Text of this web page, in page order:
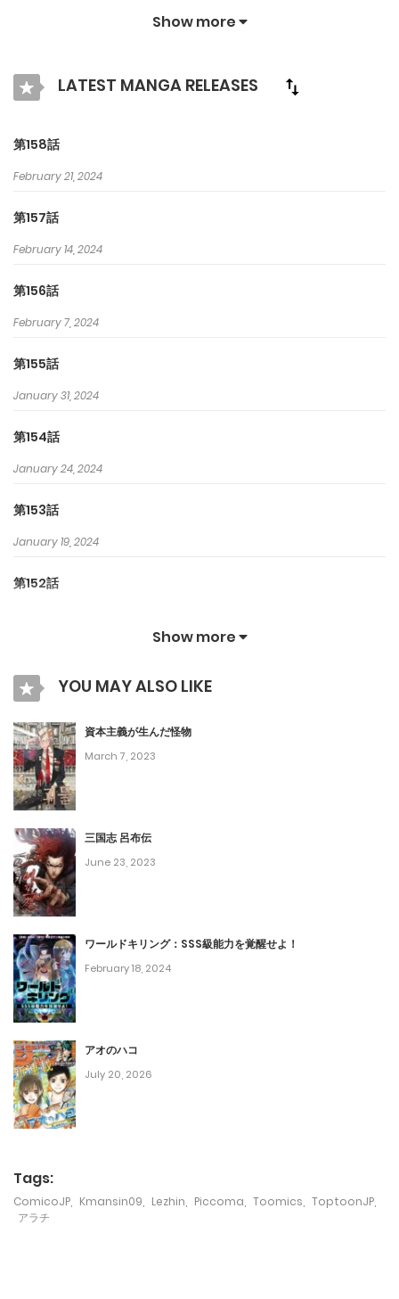
なたを楽しませ続けるためにオリジナル作品とIPを紹介します. ク
Show more
LATEST MANGA RELEASES
第158話
February 21, 2024
第157話
February 14, 2024
第156話
February 7, 2024
第155話
January 31, 2024
第154話
January 24, 2024
第153話
January 19, 2024
第152話
January 16, 2024
第150話
December 28, 2023
第149話
December 20, 2023
第148話
December 14, 2023
第147話
December 10, 2023
第146話
December 1, 2023
第145話
November 26, 2023
November 15, 2023
Show more
YOU MAY ALSO LIKE
資本主義が生んだ怪物
March 7, 2023
三国志 呂布伝
June 23, 2023
ワールドキリング：SSS級能力を覚醒せよ！
February 18, 2024
アオのハコ
July 20, 2026
Tags:
ComicoJP Kmansin09 Lezhin Piccoma Toomics ToptoonJP
アラチ